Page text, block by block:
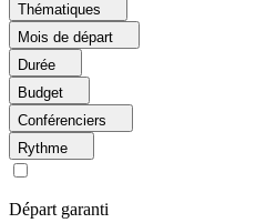
Thématiques
Mois de départ
Durée
Budget
Conférenciers
Rythme
Départ garanti